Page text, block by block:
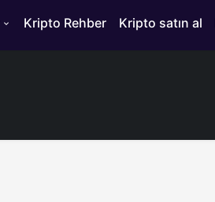
Kripto Rehber Kripto satın al